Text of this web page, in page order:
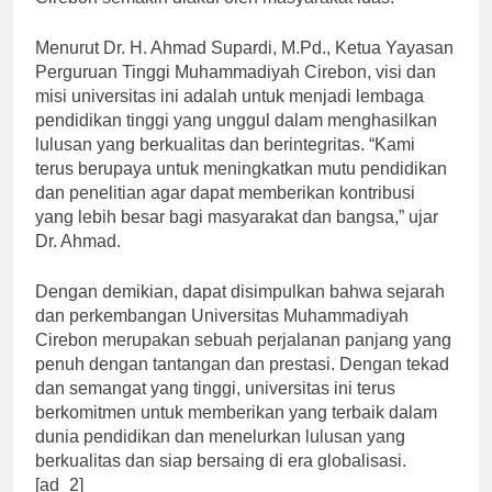
Menurut Dr. H. Ahmad Supardi, M.Pd., Ketua Yayasan
Perguruan Tinggi Muhammadiyah Cirebon, visi dan
misi universitas ini adalah untuk menjadi lembaga
pendidikan tinggi yang unggul dalam menghasilkan
lulusan yang berkualitas dan berintegritas. “Kami
terus berupaya untuk meningkatkan mutu pendidikan
dan penelitian agar dapat memberikan kontribusi
yang lebih besar bagi masyarakat dan bangsa,” ujar
Dengan demikian, dapat disimpulkan bahwa sejarah
dan perkembangan Universitas Muhammadiyah
Cirebon merupakan sebuah perjalanan panjang yang
penuh dengan tantangan dan prestasi. Dengan tekad
dan semangat yang tinggi, universitas ini terus
berkomitmen untuk memberikan yang terbaik dalam
dunia pendidikan dan menelurkan lulusan yang
berkualitas dan siap bersaing di era globalisasi.